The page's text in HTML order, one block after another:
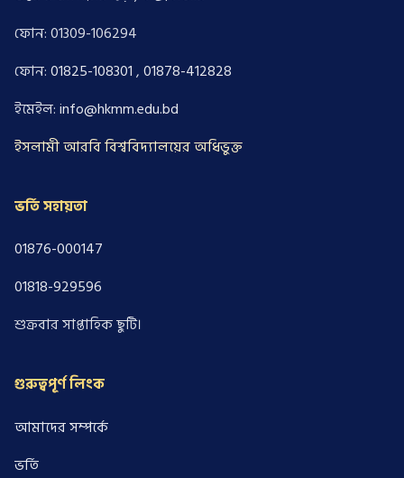
ফোন: 01309-106294
ফোন:01825-108301,01878-412828
ইমেইল:info@hkmm.edu.bd
ইসলামী আরবি বিশ্ববিদ্যালয়ের অধিভুক্ত
ভর্তি সহায়তা
01876-000147
01818-929596
শুক্রবার সাপ্তাহিক ছুটি।
গুরুত্বপূর্ণ লিংক
আমাদের সম্পর্কে
ভর্তি